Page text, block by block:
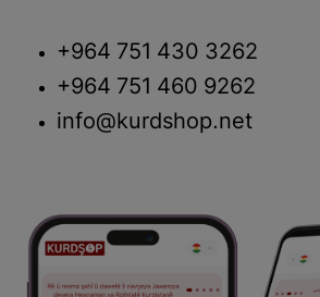
+964 751 430 3262
+964 751 460 9262
info@kurdshop.net